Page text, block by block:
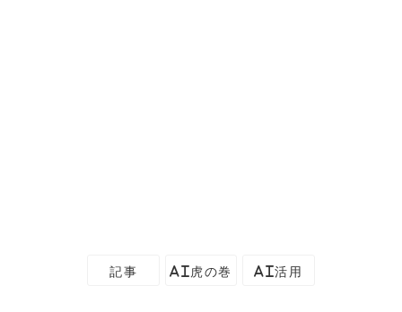
記事 AI虎の巻 AI活用